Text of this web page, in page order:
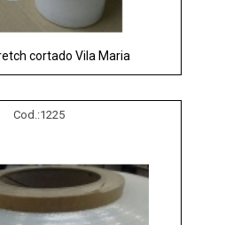
cortado Vila Maria
Cod.:1225